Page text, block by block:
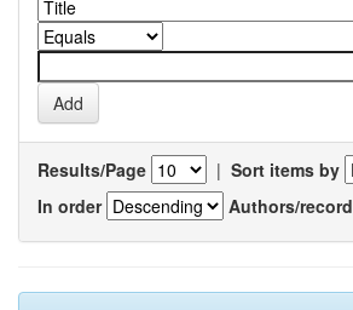
Results/Page | Sort items by
In order
Authors/record